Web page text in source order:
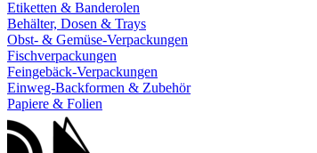
Etiketten & Banderolen
Behälter, Dosen & Trays
Obst- & Gemüse-Verpackungen
Fischverpackungen
Feingebäck-Verpackungen
Einweg-Backformen & Zubehör
Papiere & Folien